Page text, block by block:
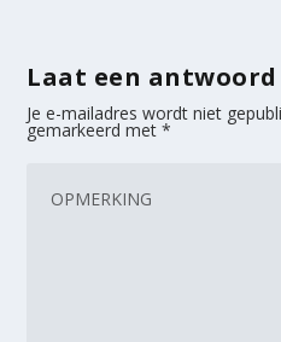
Laat een
Je e-mailadres wordt niet
gemarkeerd met*